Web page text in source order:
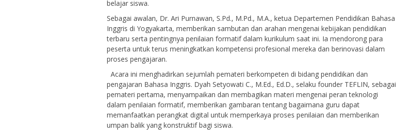
belajar siswa.
Sebagai awalan, Dr. Ari Purnawan, S.Pd., M.Pd., M.A., ketua Departemen Pendidikan Bahasa
Inggris di Yogyakarta, memberikan sambutan dan arahan mengenai kebijakan pendidikan
terbaru serta pentingnya penilaian formatif dalam kurikulum saat ini. Ia mendorong para
peserta untuk terus meningkatkan kompetensi profesional mereka dan berinovasi dalam
proses pengajaran.
Acara ini menghadirkan sejumlah pemateri berkompeten di bidang pendidikan dan
pengajaran Bahasa Inggris. Dyah Setyowati C., M.Ed., Ed.D., selaku founder TEFLIN, sebagai
pemateri pertama, menyampaikan dan membagikan materi mengenai peran teknologi
dalam penilaian formatif, memberikan gambaran tentang bagaimana guru dapat
memanfaatkan perangkat digital untuk memperkaya proses penilaian dan memberikan
umpan balik yang konstruktif bagi siswa.